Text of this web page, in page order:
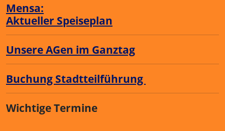
Mensa:
Aktueller Speiseplan
Unsere AGen im Ganztag
Buchung Stadtteilführung
Wichtige Termine